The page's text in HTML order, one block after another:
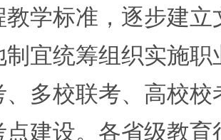
教学标准，逐步建
制宜统筹组织实施
、多校联考、高校
点建设。各省级教